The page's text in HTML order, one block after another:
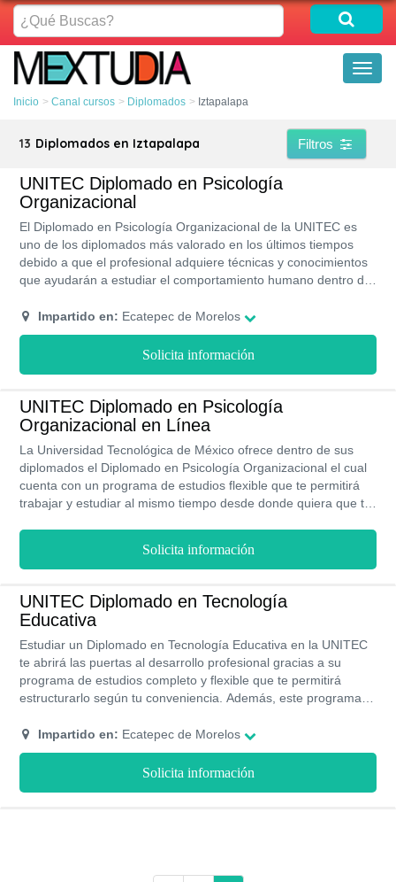
¿Qué
Buscas?
Inicio Canal cursos Diplomados Iztapalapa
13 Diplomados en Iztapalapa Filtros
UNITEC Diplomado en Psicología
Organizacional
El Diplomado en Psicología Organizacional de la UNITEC es
uno de los diplomados más valorado en los últimos tiempos
debido a que el profesional adquiere técnicas y conocimientos
que ayudarán a estudiar el comportamiento humano dentro del
adaptar las interacciones laborales a los tiempos actuales. Este
diplomado cuenta con tres asignaturas específicas para un
buen desarrollo de habilidades.
Impartido en: Ecatepec de Morelos
Solicita información
UNITEC Diplomado en Psicología
Organizacional en Línea
La Universidad Tecnológica de México ofrece dentro de sus
diplomados el Diplomado en Psicología Organizacional el cual
cuenta con un programa de estudios flexible que te permitirá
trabajar y estudiar al mismo tiempo desde donde quiera que te
Estudios y acreditación de la SEP.
Solicita información
UNITEC Diplomado en Tecnología
Educativa
Estudiar un Diplomado en Tecnología Educativa en la UNITEC
te abrirá las puertas al desarrollo profesional gracias a su
programa de estudios completo y flexible que te permitirá
estructurarlo según tu conveniencia. Además, este programa
cuatrimestre.
Impartido en: Ecatepec de Morelos
Solicita información